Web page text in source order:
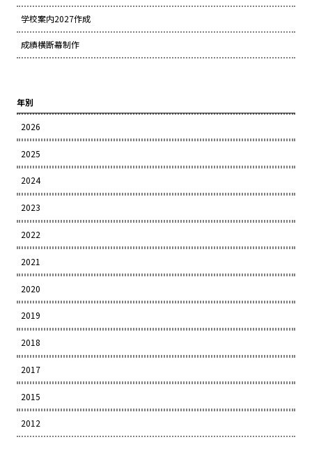
学校案内2027作成
成績横断幕制作
年別
2026
2025
2024
2023
2022
2021
2020
2019
2018
2017
2015
2012